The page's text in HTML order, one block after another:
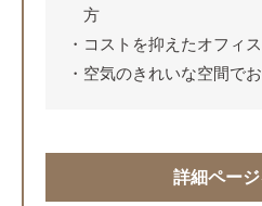
方
コストを抑えたオフィ
空気のきれいな空間で
詳細ペー